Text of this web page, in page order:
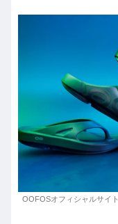
OOFOSオフィシャルサイト